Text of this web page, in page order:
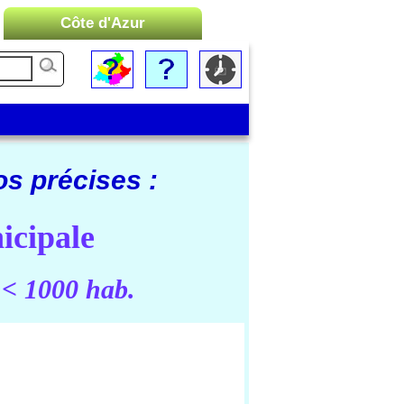
Côte d'Azur
Liste des Microrégions :
Cannes
Nice
Toulon
précises :
1000 hab.